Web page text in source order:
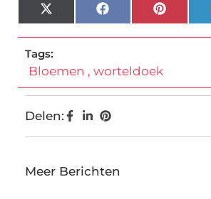
X
(Twitter)
Facebook
Tags:
Bloemen , worteldoek
Delen:
Meer Berichten